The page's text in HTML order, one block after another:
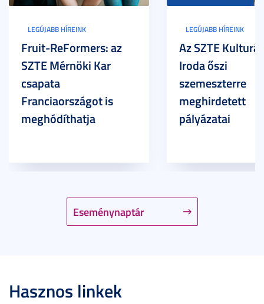
Eseménynaptár
LEGÚJABB HÍREINK
Fruit-ReFormers: az
SZTE Mérnöki Kar
csapata
Franciaországot is
meghódíthatja
LEGÚJABB HÍREINK
Az SZTE
Iroda őszi
szemeszterre
meghirdetett
pályázatai
Hasznos linkek